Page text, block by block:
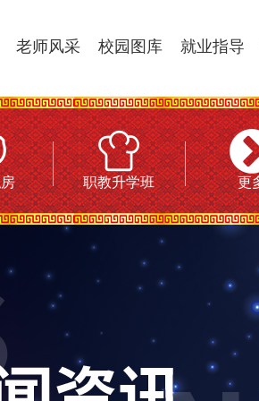
老师风采 校园图库 就业指导
职教升学班 更